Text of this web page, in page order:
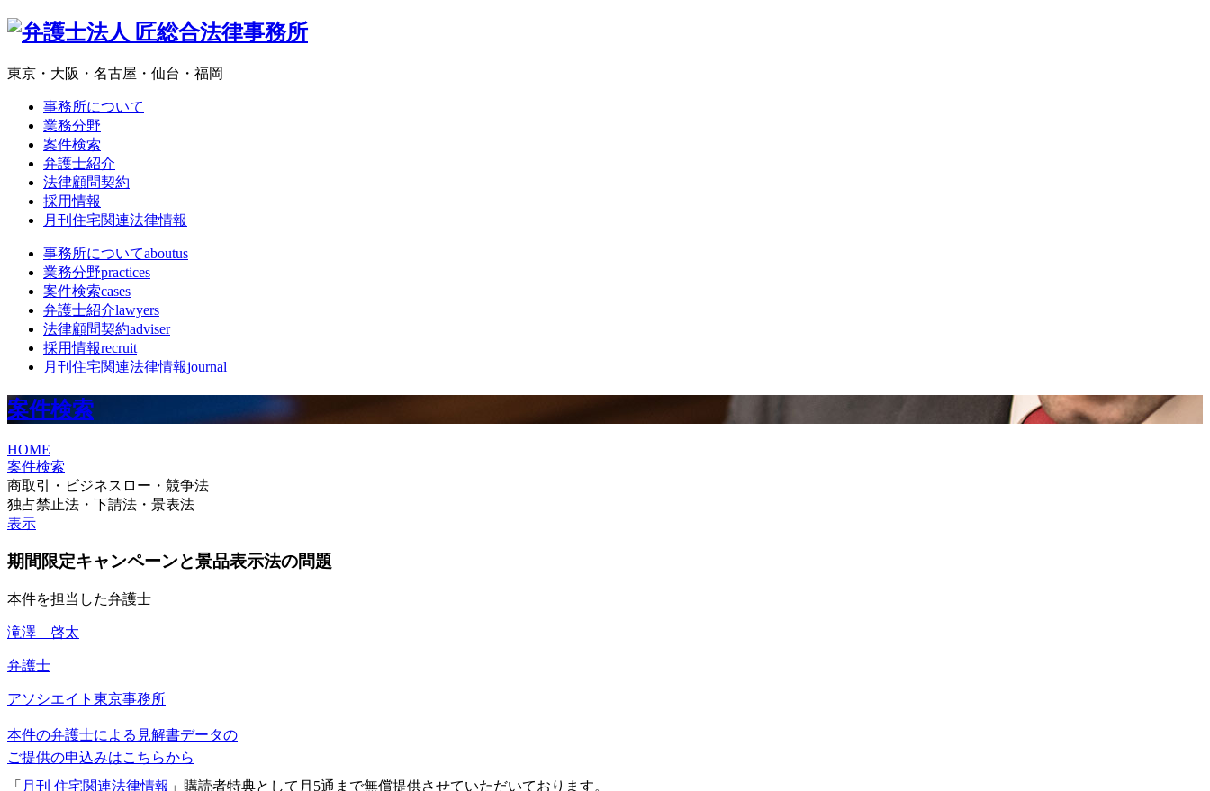
東京・大阪・名古屋・仙台・福岡
事務所について
業務分野
案件検索
弁護士紹介
法律顧問契約
採用情報
月刊住宅関連法律情報
事務所についてaboutus
業務分野practices
案件検索cases
弁護士紹介lawyers
法律顧問契約adviser
採用情報recruit
月刊住宅関連法律情報journal
案件検索
HOME
案件検索
商取引・ビジネスロー・競争法
独占禁止法・下請法・景表法
表示
期間限定キャンペーンと景品表示法の問題
本件を担当した弁護士
滝澤 啓太
弁護士
アソシエイト 東京事務所
本件の弁護士による見解書データの
ご提供の申込みはこちらから
「 月刊 住宅関連法律情報 」購読者特典として月5通まで無償提供させていただいております。